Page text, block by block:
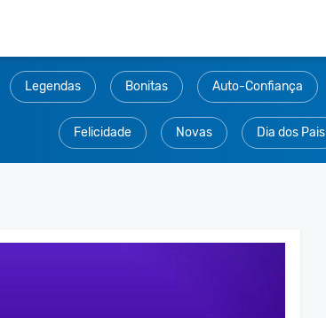
Legendas Bonitas Auto-Confiança
Felicidade Novas Dia dos Pais